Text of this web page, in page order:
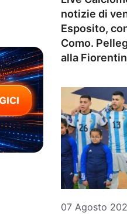
notizie di
Esposito,
Como.
alla
07 Agosto